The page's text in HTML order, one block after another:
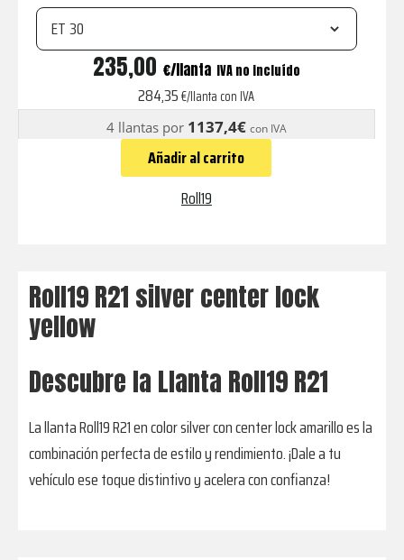
ET
center
lock
235,00 € IVA no incluído
284,35€/llanta con IVA
4 llantas por 1137,4€ con IVA
Añadir al carrito
Roll19
Roll19 R21 silver center lock
yellow
Descubre la Llanta Roll19 R21
La llanta Roll19 R21 en color silver con center lock amarillo es la
combinación perfecta de estilo y rendimiento. ¡Dale a tu
vehículo ese toque distintivo y acelera con confianza!